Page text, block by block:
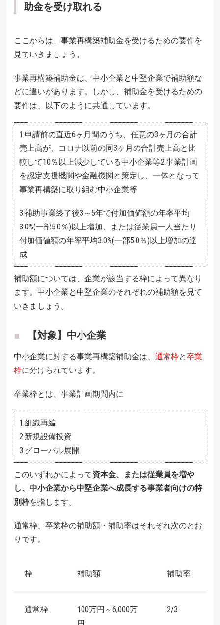
助金を受け取れる
ここからは、事業再構築補助金を受けるための要件を
見ていきましょう。
事業再構築補助金は、中小企業と中堅企業で補助額な
どに違いがあります。しかし、補助金を受けるための
要件は、以下のように共通しています。
1.申請前の直近6ヶ月間のうち、任意の3ヶ月の合計
売上高が、コロナ以前の同3ヶ月の合計売上高と比
較して10％以上減少している中小企業等2.事業計画
を認定支援機関や金融機関と策定し、一体となって
事業再構築に取り組む中小企業等
3.補助事業終了後3～5年で付加価値額の年率平均
3.0%(一部5.0％)以上増加、または従業員一人当たり
付加価値額の年率平均3.0%(一部5.0％)以上増加の達
成
補助額については、企業が該当する枠によって異なり
ます。中小企業と中堅企業のそれぞれの補助額を見て
いきましょう。
【対象】中小企業
中小企業に対する事業再構築補助金は、 通常枠と卒業
枠に分けられています。
卒業枠とは、事業計画期間内に
1.組織再編
2.新規設備投資
3.グローバル展開
このいずれかによって資本金、または従業員を増や
し、中小企業から中堅企業へ成長する事業者向けの特
別枠を指します。
通常枠、卒業枠の補助額・補助率はそれぞれ次のとお
りです。
枠 補助額 補助率
通常枠
100万円～6,000万
2/3